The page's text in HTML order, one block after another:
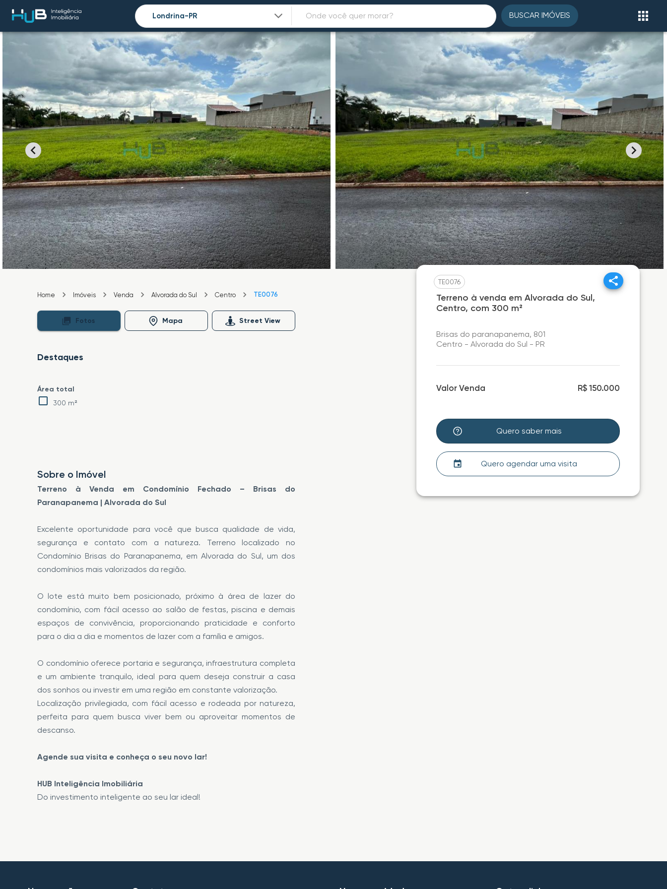
BUSCAR IMÓVEIS
Home Imóveis Venda Alvorada do Sul Centro TE0076
Fotos Mapa Street View
Destaques
Área total
300 m²
Sobre o Imóvel
Terreno à Venda em Condomínio Fechado – Brisas do
Paranapanema | Alvorada do Sul
Excelente oportunidade para você que busca qualidade de vida,
segurança e contato com a natureza. Terreno localizado no
Condomínio Brisas do Paranapanema, em Alvorada do Sul, um dos
condomínios mais valorizados da região.
O lote está muito bem posicionado, próximo à área de lazer do
condomínio, com fácil acesso ao salão de festas, piscina e demais
espaços de convivência, proporcionando praticidade e conforto
para o dia a dia e momentos de lazer com a família e amigos.
O condomínio oferece portaria e segurança, infraestrutura completa
e um ambiente tranquilo, ideal para quem deseja construir a casa
dos sonhos ou investir em uma região em constante valorização.
Localização privilegiada, com fácil acesso e rodeada por natureza,
perfeita para quem busca viver bem ou aproveitar momentos de
descanso.
Agende sua visita e conheça o seu novo lar!
HUB Inteligência Imobiliária
Do investimento inteligente ao seu lar ideal!
TE0076
Terreno à venda em Alvorada do Sul,
Centro, com 300 m²
Brisas do paranapanema, 801
Centro - Alvorada do Sul - PR
Valor Venda R$ 150.000
Quero saber mais
Quero agendar uma visita